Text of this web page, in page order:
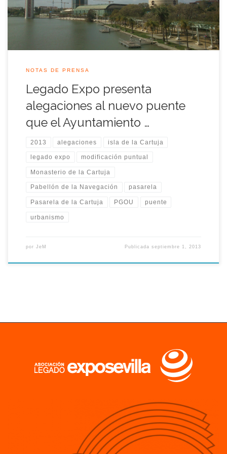
[…]
NOTAS DE PRENSA
Legado Expo presenta
alegaciones al nuevo puente
que el Ayuntamiento …
2013 alegaciones isla de la Cartuja
legado expo modificación puntual
Monasterio de la Cartuja
Pabellón de la Navegación pasarela
Pasarela de la Cartuja PGOU puente
urbanismo
por JeM Publicadaseptiembre 1, 2013